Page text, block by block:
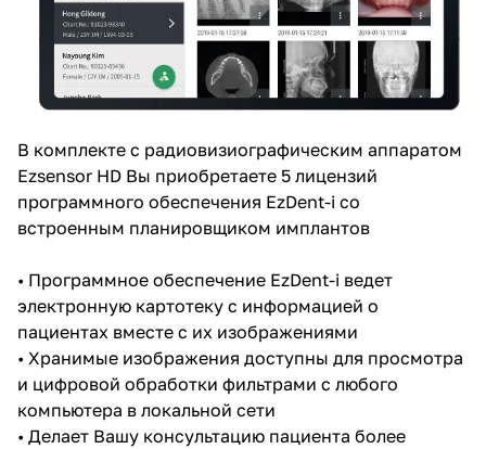
В комплекте с радиовизиографическим аппаратом
Ezsensor HD Вы приобретаете 5 лицензий
программного обеспечения EzDent-i со
встроенным планировщиком имплантов
• Программное обеспечение EzDent-i ведет
электронную картотеку с информацией о
пациентах вместе с их изображениями
• Хранимые изображения доступны для просмотра
и цифровой обработки фильтрами с любого
компьютера в локальной сети
• Делает Вашу консультацию пациента более